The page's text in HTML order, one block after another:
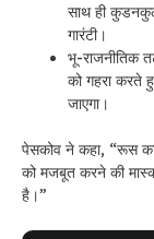
साथ ही
गारंटी।
भू-राजनीतिक
को गहरा करते
जाएगा।
पेसकोव ने कहा, “रूस
को मजबूत करने की
है।”